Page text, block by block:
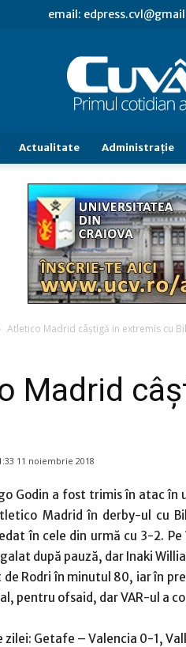
email:
Actualitate Administraţie
Atletico Madrid câştigă in extremis cu
Madrid
11 noiembrie 2018
Godin a fost trimis în atac
Madrid în derby-ul cu
în cele din urmă cu 3-2.
după pauză, dar Inaki
Rodri în minutul 80, iar în
pentru ofsaid, dar VAR-ul a
zilei: Getafe – Valencia 0-1,